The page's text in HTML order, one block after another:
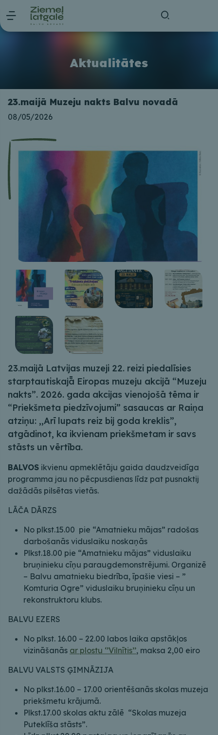
Aktualitātes
23.maijā Muzeju nakts Balvu novadā
08/05/2026
23.maijā Latvijas muzeji 22. reizi piedalīsies
starptautiskajā̄ Eiropas muzeju akcijā “Muzeju
nakts”. 2026. gada akcijas vienojošā tēma ir
“Priekšmeta piedzīvojumi” sasaucas ar Raiņa
atziņu: ,,Arī lupats reiz bij goda kreklis”,
atgādinot, ka ikvienam priekšmetam ir savs
stāsts un vērtība.
BALVOS ikvienu apmeklētāju gaida daudzveidīga
programma jau no pēcpusdienas līdz pat pusnaktij
dažādās pilsētas vietās.
LĀČA DĀRZS
No plkst.15.00 pie “Amatnieku mājas” radošas
darbošanās viduslaiku noskaņās
Plkst.18.00 pie “Amatnieku mājas” viduslaiku
bruņinieku cīņu paraugdemonstrējumi. Organizē
– Balvu amatnieku biedrība, īpašie viesi – ”
Komturia Ogre” viduslaiku bruņinieku cīņu un
rekonstruktoru klubs.
BALVU EZERS
No plkst. 16.00 – 22.00 labos laika apstākļos
vizināšanās ar plostu ‘’Vilnītis’’, maksa 2,00 eiro
BALVU VALSTS ĢIMNĀZIJA
No plkst.16.00 – 17.00 orientēšanās skolas muzeja
priekšmetu krājumā.
Plkst.17.00 skolas aktu zālē “Skolas muzeja
Puteklīša stāsts”.